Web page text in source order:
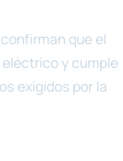
que el
y cumple
exigidos por la